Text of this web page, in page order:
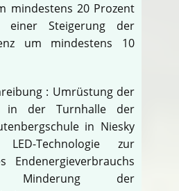
mindestens 20 Prozent
einer Steigerung der
um mindestens 10
: Umrüstung der
in der Turnhalle der
in Niesky
Technologie zur
Endenergieverbrauchs
der